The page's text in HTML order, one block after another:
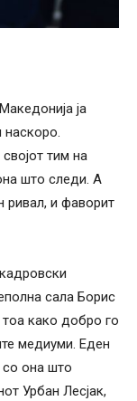
ја
наскоро.
тим на
што следи. А
ривал, и фаворит
сала Борис
тоа како добро го
медиуми. Еден
она што
Урбан Лесјак,